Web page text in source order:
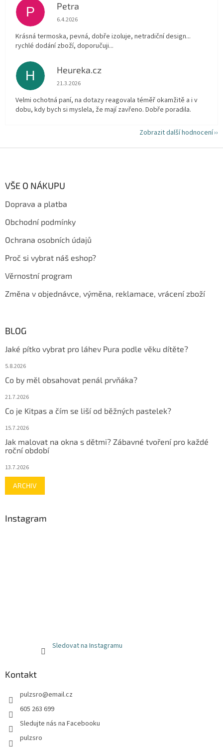
P Petra
Hodnocení obchodu je 5 z 5 hvězdiček.
6.4.2026
Krásná termoska, pevná, dobře izoluje, netradiční design...
rychlé dodání zboží, doporučuji...
H Heureka.cz
Hodnocení obchodu je 5 z 5 hvězdiček.
21.3.2026
Velmi ochotná paní, na dotazy reagovala téměř okamžitě a i v
dobu, kdy bych si myslela, že mají zavřeno. Dobře poradila.
Zobrazit další hodnocení
VŠE O NÁKUPU
Doprava a platba
Obchodní podmínky
Ochrana osobních údajů
Proč si vybrat náš eshop?
Věrnostní program
Změna v objednávce, výměna, reklamace, vrácení zboží
BLOG
Jaké pítko vybrat pro láhev Pura podle věku dítěte?
5.8.2026
Co by měl obsahovat penál prvňáka?
21.7.2026
Co je Kitpas a čím se liší od běžných pastelek?
15.7.2026
Jak malovat na okna s dětmi? Zábavné tvoření pro každé
roční období
13.7.2026
ARCHIV
Instagram
Sledovat na Instagramu
Kontakt
pulzsro@email.cz
605 263 699
Sledujte nás na Facebooku
pulzsro